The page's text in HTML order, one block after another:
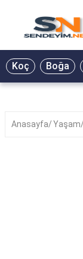
BİYOGRAFİ
GALERİ
Koç Boğa
Anasayfa Yaşam